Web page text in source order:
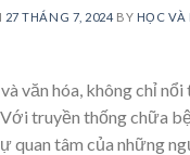
27 THÁNG 7, 2024 BY HỌC VÀ
văn hóa, không chỉ
. Với truyền thống chữa
quan tâm của những